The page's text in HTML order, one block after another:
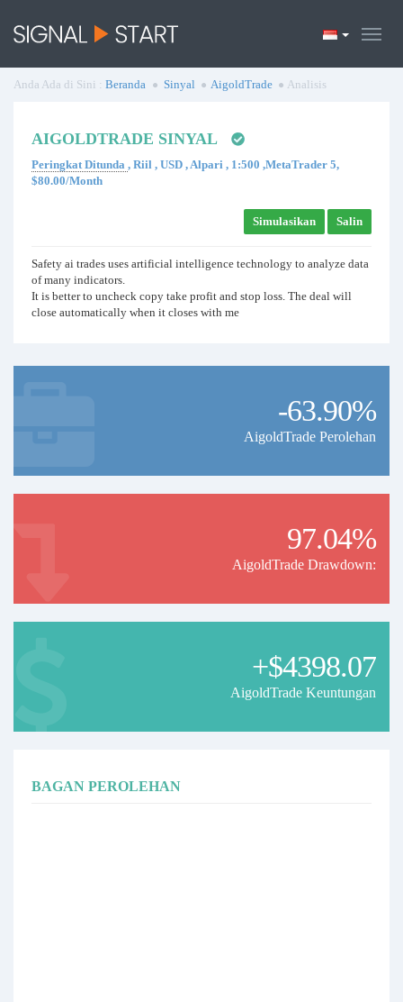
Anda Ada di Sini : Beranda Sinyal AigoldTrade Analisis
AIGOLDTRADE SINYAL
Peringkat Ditunda , Riil , USD , Alpari , 1:500 ,MetaTrader 5,
$80.00/Month
Simulasikan Salin
Safety ai trades uses artificial intelligence technology to analyze data
of many indicators.
It is better to uncheck copy take profit and stop loss. The deal will
close automatically when it closes with me
-63.90%
AigoldTrade Perolehan
97.04%
AigoldTrade Drawdown:
+$4398.07
AigoldTrade Keuntungan
BAGAN PEROLEHAN